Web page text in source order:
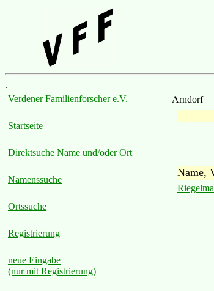
.
Verdener Familienforscher e.V.
Startseite
Direktsuche Name und/oder Ort
Namenssuche
Ortssuche
Registrierung
neue Eingabe
(nur mit Registrierung)
Arndorf
Name,